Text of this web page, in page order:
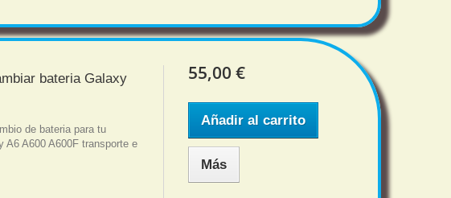
bateria Galaxy
de bateria para tu
A6 A600 A600F transporte e
55,00 €
Añadir al carrito
Más